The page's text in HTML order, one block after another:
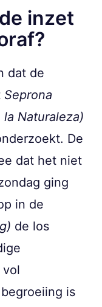
inzet
dat de
Seprona
Naturaleza)
De
dat het niet
ging
in de
de los
vol
is